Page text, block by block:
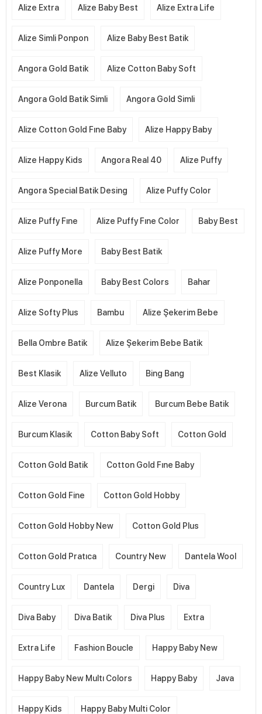
Alize Extra Alize Baby Best Alize Extra Life
Alize Simli Ponpon Alize Baby Best Batik
Angora Gold Batik Alize Cotton Baby Soft
Angora Gold Batik Simli Angora Gold Simli
Alize Cotton Gold Fıne Baby Alize Happy Baby
Alize Happy Kids Angora Real 40 Alize Puffy
Angora Special Batik Desing Alize Puffy Color
Alize Puffy Fıne Alize Puffy Fıne Color Baby Best
Alize Puffy More Baby Best Batik
Alize Ponponella Baby Best Colors Bahar
Alize Softy Plus Bambu Alize Şekerim Bebe
Bella Ombre Batik Alize Şekerim Bebe Batik
Best Klasik Alize Velluto Bing Bang
Alize Verona Burcum Batik Burcum Bebe Batik
Burcum Klasik Cotton Baby Soft Cotton Gold
Cotton Gold Batik Cotton Gold Fıne Baby
Cotton Gold Fine Cotton Gold Hobby
Cotton Gold Hobby New Cotton Gold Plus
Cotton Gold Pratıca Country New Dantela Wool
Country Lux Dantela Dergi Diva
Diva Baby Diva Batik Diva Plus Extra
Extra Life Fashion Boucle Happy Baby New
Happy Baby New Multı Colors Happy Baby Java
Happy Kids Happy Baby Multi Color